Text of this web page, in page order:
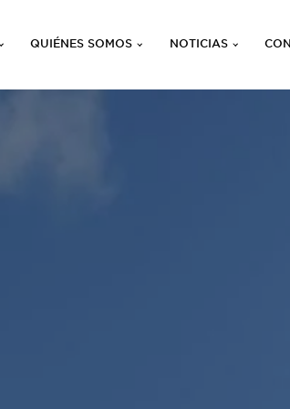
QUIÉNES SOMOS NOTICIAS